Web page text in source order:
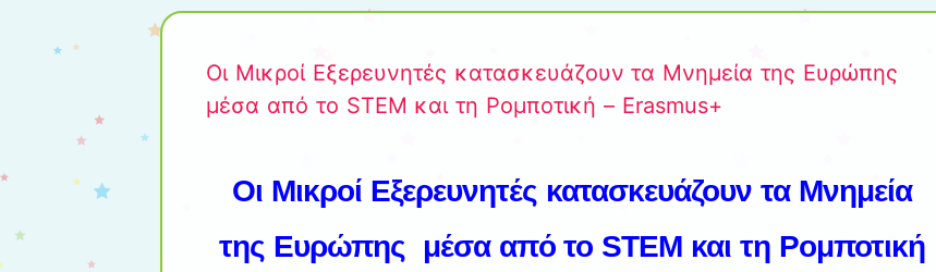
Οι Μικροί Εξερευνητές κατασκευάζουν τα Μνημεία της Ευρώπης
μέσα από το STEM και τη Ρομποτική – Erasmus+
Οι Μικροί Εξερευνητές κατασκευάζουν τα Μνημεία
της Ευρώπης μέσα από το STEM και τη Ρομποτική